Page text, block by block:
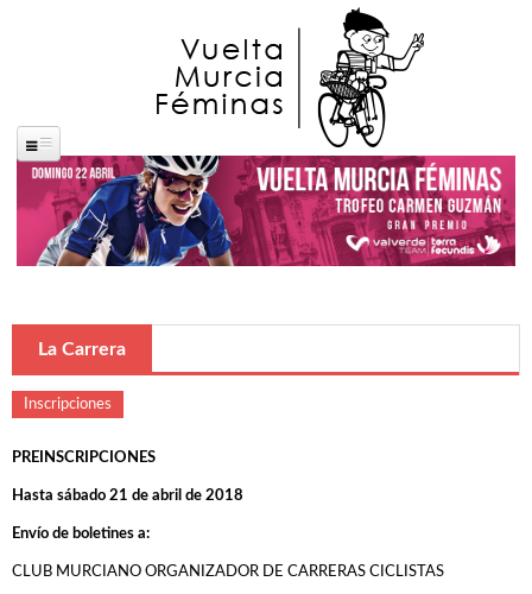
Portada
La Carrera
José Ballesta Germán
Francisco Alfonso Guzmán Perez
La Carrera
Inscripciones
PREINSCRIPCIONES
Hasta sábado 21 de abril de 2018
Envío de boletines a:
CLUB MURCIANO ORGANIZADOR DE CARRERAS CICLISTAS